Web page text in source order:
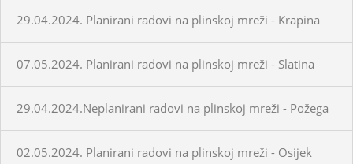
29.04.2024. Planirani radovi na plinskoj mreži - Krapina
07.05.2024. Planirani radovi na plinskoj mreži - Slatina
29.04.2024.Neplanirani radovi na plinskoj mreži - Požega
02.05.2024. Planirani radovi na plinskoj mreži - Osijek